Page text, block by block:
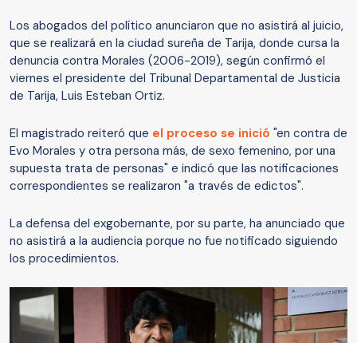
Los abogados del político anunciaron que no asistirá al juicio,
que se realizará en la ciudad sureña de Tarija, donde cursa la
denuncia contra Morales (2006-2019), según confirmó el
viernes el presidente del Tribunal Departamental de Justicia
de Tarija, Luis Esteban Ortiz.
El magistrado reiteró que el proceso se inició "en contra de
Evo Morales y otra persona más, de sexo femenino, por una
supuesta trata de personas" e indicó que las notificaciones
correspondientes se realizaron "a través de edictos".
La defensa del exgobernante, por su parte, ha anunciado que
no asistirá a la audiencia porque no fue notificado siguiendo
los procedimientos.